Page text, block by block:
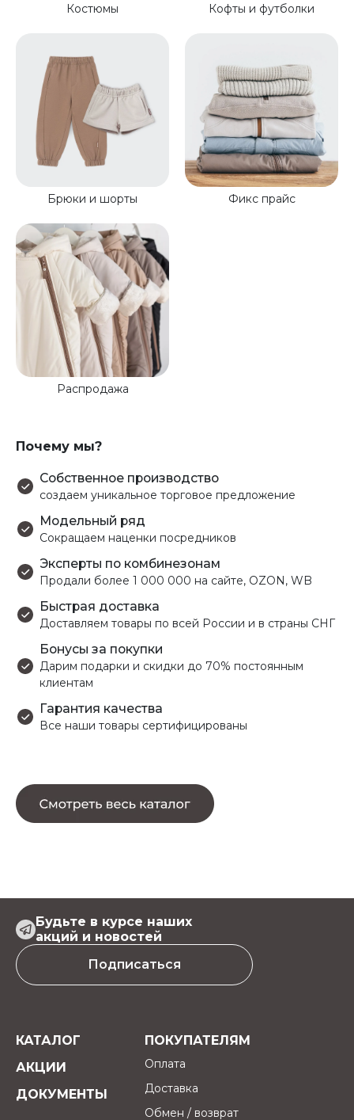
Костюмы Кофты и футболки
Брюки и шорты Фикс прайс
Распродажа
Почему мы?
Собственное производство
создаем уникальное торговое предложение
Модельный ряд
Сокращаем наценки посредников
Эксперты по комбинезонам
Продали более 1 000 000 на сайте, OZON, WB
Быстрая доставка
Доставляем товары по всей России и в страны СНГ
Бонусы за покупки
Дарим подарки и скидки до 70% постоянным
клиентам
Гарантия качества
Все наши товары сертифицированы
Будьте в курсе наших
акций и новостей
Подписаться
КАТАЛОГ
АКЦИИ
ДОКУМЕНТЫ
ПОКУПАТЕЛЯМ
Оплата
Доставка
Обмен / возврат